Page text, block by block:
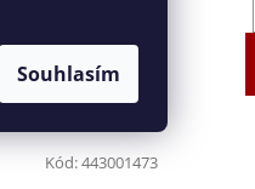
Souhlasím
Kód:443001473